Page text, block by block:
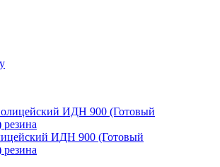
ИДН 900 (Готовый